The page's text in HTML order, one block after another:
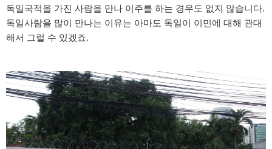
독일국적을 가진 사람을 만나 이주를 하는 경우도 없지 않습니다.
독일사람을 많이 만나는 이유는 아마도 독일이 이민에 대해 관대
해서 그럴 수 있겠죠.